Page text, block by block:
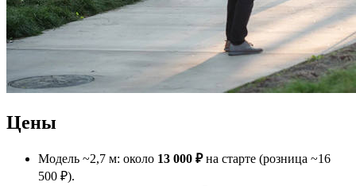
Цены
Модель ~2,7 м: около 13 000 ₽на старте (розница ~16
500 ₽).